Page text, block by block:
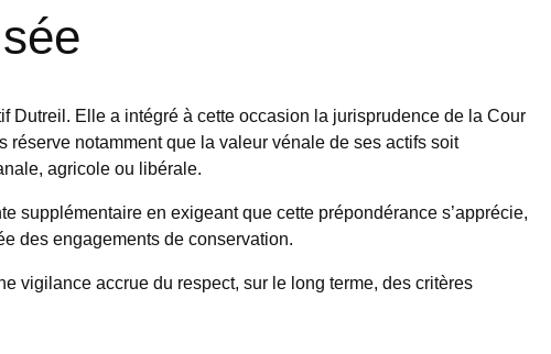
Dutreil. Elle a intégré à cette occasion la jurisprudence de la Cour
notamment que la valeur vénale de ses actifs soit
agricole ou libérale.
supplémentaire en exigeant que cette prépondérance s’apprécie,
des engagements de conservation.
vigilance accrue du respect, sur le long terme, des critères